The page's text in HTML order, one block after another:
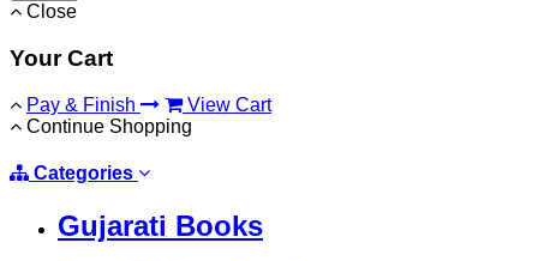
Close
Your Cart
Pay & Finish
View Cart
Continue Shopping
Categories
Gujarati Books